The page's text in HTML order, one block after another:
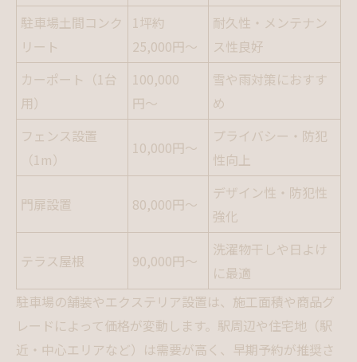
駐車場土間コンク
リート
1坪約
25,000円〜
耐久性・メンテナン
ス性良好
カーポート（1台
用）
100,000
円〜
雪や雨対策におすす
め
フェンス設置
（1m）
10,000円〜
プライバシー・防犯
性向上
門扉設置 80,000円〜
デザイン性・防犯性
強化
テラス屋根 90,000円〜
洗濯物干しや日よけ
に最適
駐車場の舗装やエクステリア設置は、施工面積や商品グ
レードによって価格が変動します。駅周辺や住宅地（駅
近・中心エリアなど）は需要が高く、早期予約が推奨さ